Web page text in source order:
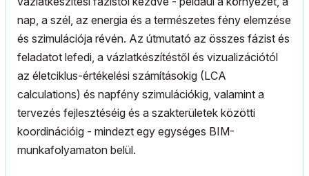
nap, a szél, az energia és a természetes fény elemzése
és szimulációja révén. Az útmutató az összes fázist és
feladatot lefedi, a vázlatkészítéstől és vizualizációtól
az életciklus-értékelési számításokig (LCA
calculations) és napfény szimulációkig, valamint a
tervezés fejlesztéséig és a szakterületek közötti
koordinációig - mindezt egy egységes BIM-
munkafolyamaton belül.